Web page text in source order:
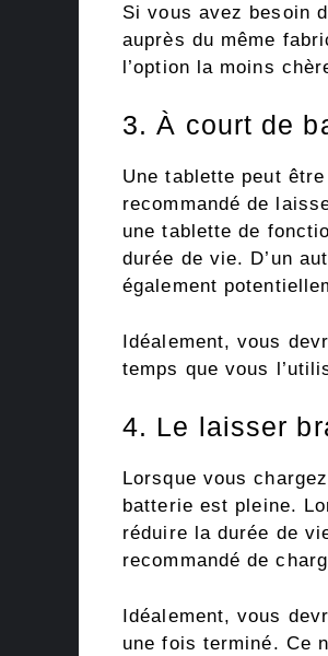
Si vous avez besoin
auprès du même
l’option la moins
3. À court de
Une tablette peut
recommandé de
une tablette de
durée de vie. D’un
également
Idéalement, vous
temps que vous
4. Le laisser
Lorsque vous
batterie est pleine.
réduire la durée de
recommandé de
Idéalement, vous
une fois terminé. Ce